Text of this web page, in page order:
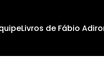
Livros de Fábio